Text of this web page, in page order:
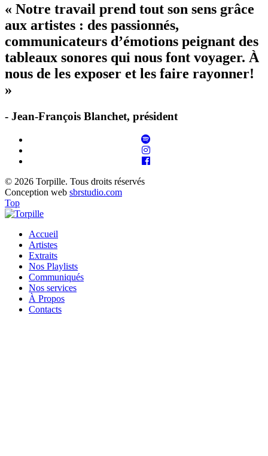
« Notre travail prend tout son sens grâce
aux artistes : des passionnés,
communicateurs d’émotions peignant des
tableaux sonores qui nous font voyager. À
nous de les exposer et les faire rayonner!
»
- Jean-François Blanchet, président
© 2026 Torpille. Tous droits réservés
Conception web sbrstudio.com
Top
Accueil
Artistes
Extraits
Nos Playlists
Communiqués
Nos services
À Propos
Contacts